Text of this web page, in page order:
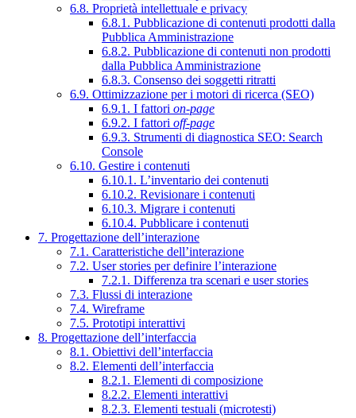
6.8. Proprietà intellettuale e privacy
6.8.1. Pubblicazione di contenuti prodotti dalla
Pubblica Amministrazione
6.8.2. Pubblicazione di contenuti non prodotti
dalla Pubblica Amministrazione
6.8.3. Consenso dei soggetti ritratti
6.9. Ottimizzazione per i motori di ricerca (SEO)
6.9.1. I fattori on-page
6.9.2. I fattori off-page
6.9.3. Strumenti di diagnostica SEO: Search
Console
6.10. Gestire i contenuti
6.10.1. L’inventario dei contenuti
6.10.2. Revisionare i contenuti
6.10.3. Migrare i contenuti
6.10.4. Pubblicare i contenuti
7. Progettazione dell’interazione
7.1. Caratteristiche dell’interazione
7.2. User stories per definire l’interazione
7.2.1. Differenza tra scenari e user stories
7.3. Flussi di interazione
7.4. Wireframe
7.5. Prototipi interattivi
8. Progettazione dell’interfaccia
8.1. Obiettivi dell’interfaccia
8.2. Elementi dell’interfaccia
8.2.1. Elementi di composizione
8.2.2. Elementi interattivi
8.2.3. Elementi testuali (microtesti)